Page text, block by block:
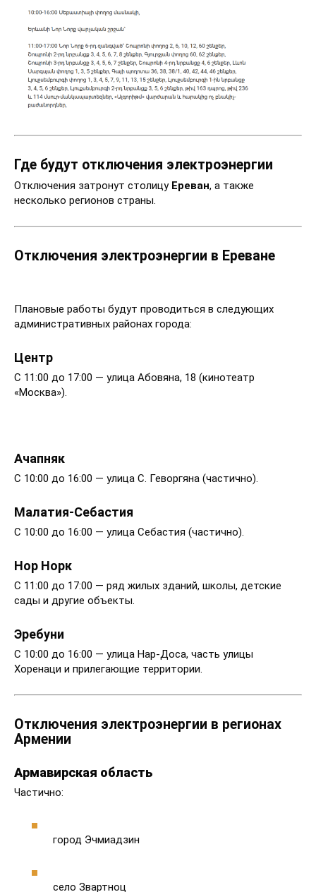
Где будут отключения электроэнергии
Отключения затронут столицу Ереван, а также
несколько регионов страны.
Отключения электроэнергии в Ереване
Плановые работы будут проводиться в следующих
административных районах города:
Центр
С 11:00 до 17:00 — улица Абовяна, 18 (кинотеатр
«Москва»).
Ачапняк
С 10:00 до 16:00 — улица С. Геворгяна (частично).
Малатия-Себастия
С 10:00 до 16:00 — улица Себастия (частично).
Нор Норк
С 11:00 до 17:00 — ряд жилых зданий, школы, детские
сады и другие объекты.
Эребуни
С 10:00 до 16:00 — улица Нар-Доса, часть улицы
Хоренаци и прилегающие территории.
Отключения электроэнергии в регионах
Армении
Армавирская область
Частично:
город Эчмиадзин
село Звартноц